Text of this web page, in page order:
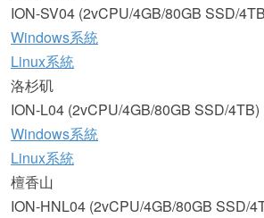
ION-SV04 (2vCPU/4GB/80GB SSD/
Windows系統
Linux系統
洛杉矶
ION-L04 (2vCPU/4GB/80GB SSD/4TB)
Windows系統
Linux系統
檀香山
ION-HNL04 (2vCPU/4GB/80GB SSD/